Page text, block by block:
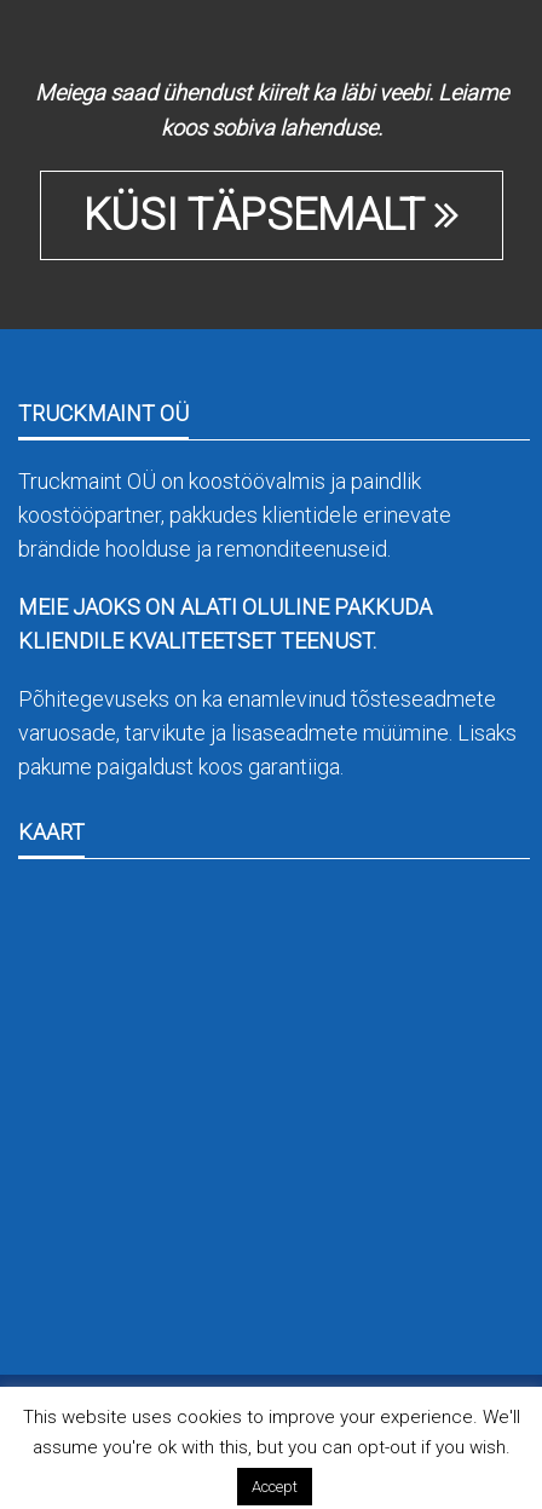
Meiega saad ühendust kiirelt ka läbi veebi. Leiame
koos sobiva lahenduse.
KÜSI TÄPSEMALT
TRUCKMAINT OÜ
Truckmaint OÜ on koostöövalmis ja paindlik
koostööpartner, pakkudes klientidele erinevate
brändide hoolduse ja remonditeenuseid.
MEIE JAOKS ON ALATI OLULINE PAKKUDA
KLIENDILE KVALITEETSET TEENUST.
Põhitegevuseks on ka enamlevinud tõsteseadmete
varuosade, tarvikute ja lisaseadmete müümine. Lisaks
pakume paigaldust koos garantiiga.
KAART
© 2022 Truckmaint OÜ
This website uses cookies to improve your experience. We'll
assume you're ok with this, but you can opt-out if you wish.
Accept